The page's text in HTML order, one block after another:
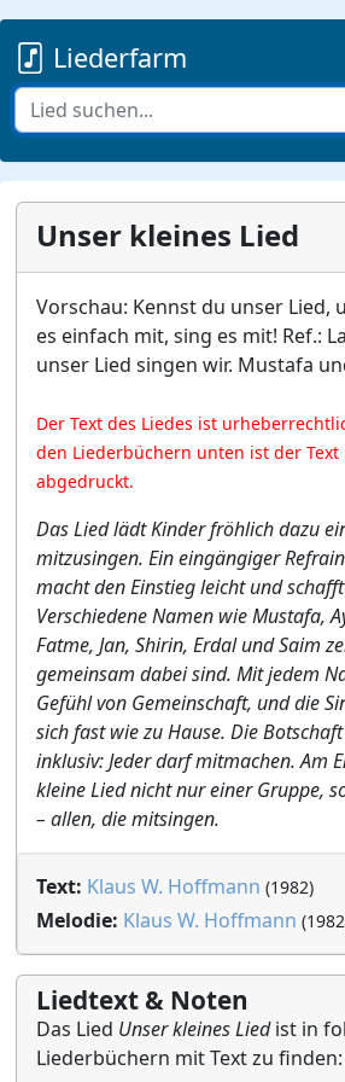
Liederfarm
Unser kleines Lied
Vorschau: Kennst du unser Lied,
es einfach mit, sing es mit! Ref.:
unser Lied singen wir. Mustafa
Der Text des Liedes ist
den Liederbüchern unten ist der
abgedruckt.
Das Lied lädt Kinder fröhlich dazu
mitzusingen. Ein eingängiger
macht den Einstieg leicht und
Verschiedene Namen wie Mustafa,
Fatme, Jan, Shirin, Erdal und Saim
gemeinsam dabei sind. Mit jedem
Gefühl von Gemeinschaft, und die
sich fast wie zu Hause. Die
inklusiv: Jeder darf mitmachen. Am
kleine Lied nicht nur einer Gruppe,
– allen, die mitsingen.
Text: Klaus W. Hoffmann (1982)
Melodie: Klaus W. Hoffmann
Liedtext & Noten
Das Lied Unser kleines Liedist in
Liederbüchern mit Text zu finden: